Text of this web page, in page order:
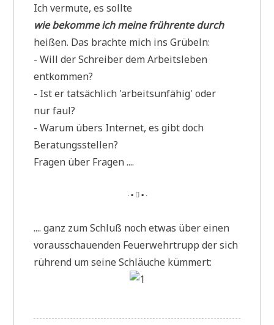
Ich ver­mu­te, es sollte
wie bekom­me ich mei­ne früh­ren­te durch
hei­ßen. Das brach­te mich ins Grübeln:
- Will der Schrei­ber dem Arbeits­le­ben
entkommen?
- Ist er tat­säch­lich 'arbeits­un­fä­hig' oder
nur faul?
- War­um übers Inter­net, es gibt doch
Beratungsstellen?
Fra­gen über Fragen ....
∙ ▪  ▪ ∙
.... ganz zum Schluß noch etwas über einen
vor­aus­schau­en­den Feu­er­wehr­trupp der sich
rüh­rend um sei­ne Schläu­che kümmert: